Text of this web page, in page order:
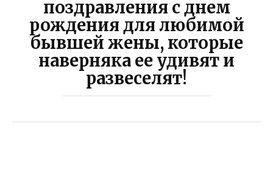
поздравления с днем
рождения для любимой
бывшей жены, которые
наверняка ее удивят и
развеселят!